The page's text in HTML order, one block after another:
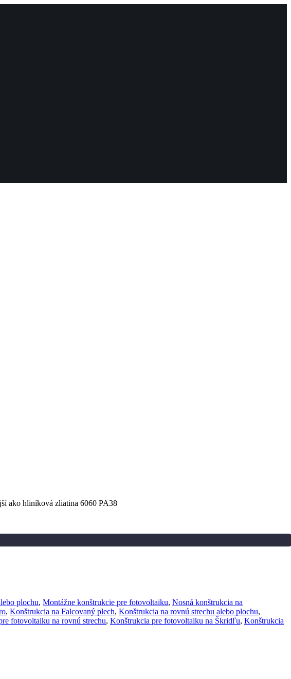
ako hliníková zliatina 6060 PA38
plochu, Montážne konštrukcie pre fotovoltaiku, Nosná konštrukcia na
, Konštrukcia na Falcovaný plech, Konštrukcia na rovnú strechu alebo plochu,
fotovoltaiku na rovnú strechu, Konštrukcia pre fotovoltaiku na Škridľu, Konštrukcia